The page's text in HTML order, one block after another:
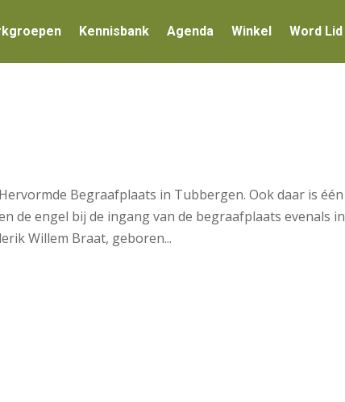
Kennisbank Agenda Winkel Word Lid
Begraafplaats in Tubbergen. Ook daar is één
de engel bij de ingang van de begraafplaats evenals in
Willem Braat, geboren...